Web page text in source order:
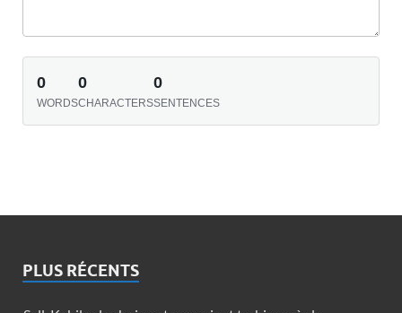
0
WORDS
0
CHARACTERS
0
SENTENCES
PLUS RÉCENTS